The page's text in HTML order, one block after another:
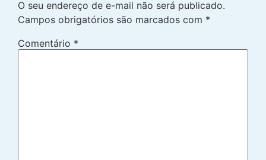
O seu endereço de e-mail não será publicado.
Campos obrigatórios são marcados com *
Comentário *